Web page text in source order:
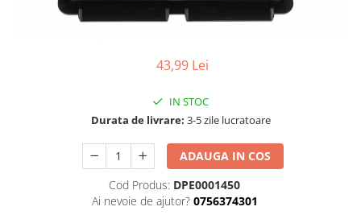
Curatenie si intretinere
Mobila dormitor
Mobila gradina & terasa
Mobila Living & Dining
43,99 Lei
IN STOC
Durata de livrare: 3-5 zile lucratoare
ADAUGA IN COS
Cod Produs: DPE0001450
Ai nevoie de ajutor? 0756374301